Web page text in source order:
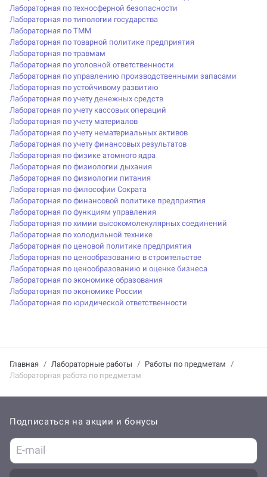
Лабораторная по техносферной безопасности
Лабораторная по типологии государства
Лабораторная по ТММ
Лабораторная по товарной политике предприятия
Лабораторная по травмам
Лабораторная по уголовной ответственности
Лабораторная по управлению производственными запасами
Лабораторная по устойчивому развитию
Лабораторная по учету денежных средств
Лабораторная по учету кассовых операций
Лабораторная по учету материалов
Лабораторная по учету нематериальных активов
Лабораторная по учету финансовых результатов
Лабораторная по физике атомного ядра
Лабораторная по физиологии дыхания
Лабораторная по физиологии питания
Лабораторная по философии Сократа
Лабораторная по финансовой политике предприятия
Лабораторная по функциям управления
Лабораторная по химии высокомолекулярных соединений
Лабораторная по холодильной технике
Лабораторная по ценовой политике предприятия
Лабораторная по ценообразованию в строительстве
Лабораторная по ценообразованию и оценке бизнеса
Лабораторная по экономике образования
Лабораторная по экономике России
Лабораторная по юридической ответственности
Главная Лабораторные работы
Работы по предметам
Лабораторная работа по предметам
Подписаться на акции и бонусы